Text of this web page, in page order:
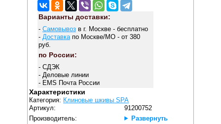
Варианты доставки:
- Самовывозв г. Москве - бесплатно
- Доставкапо Москве/МО - от 380
руб.
по России:
- СДЭК
- Деловые линии
- EMS Почта России
Характеристики
Категория: Клиновые шкивы SPA
Артикул:
91200752
Производитель:
Развернуть